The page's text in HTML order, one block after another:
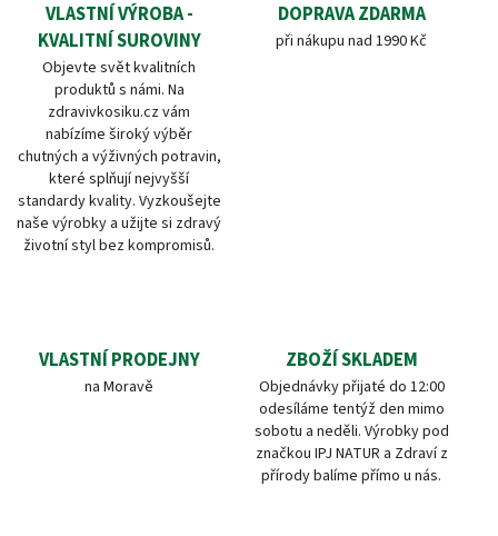
VLASTNÍ VÝROBA -
KVALITNÍ SUROVINY
Objevte svět kvalitních
produktů s námi. Na
zdravivkosiku.cz vám
nabízíme široký výběr
chutných a výživných potravin,
které splňují nejvyšší
standardy kvality. Vyzkoušejte
naše výrobky a užijte si zdravý
životní styl bez kompromisů.
DOPRAVA ZDARMA
při nákupu nad 1990 Kč
VLASTNÍ PRODEJNY
na Moravě
ZBOŽÍ SKLADEM
Objednávky přijaté do 12:00
odesíláme tentýž den mimo
sobotu a neděli. Výrobky pod
značkou IPJ NATUR a Zdraví z
přírody balíme přímo u nás.